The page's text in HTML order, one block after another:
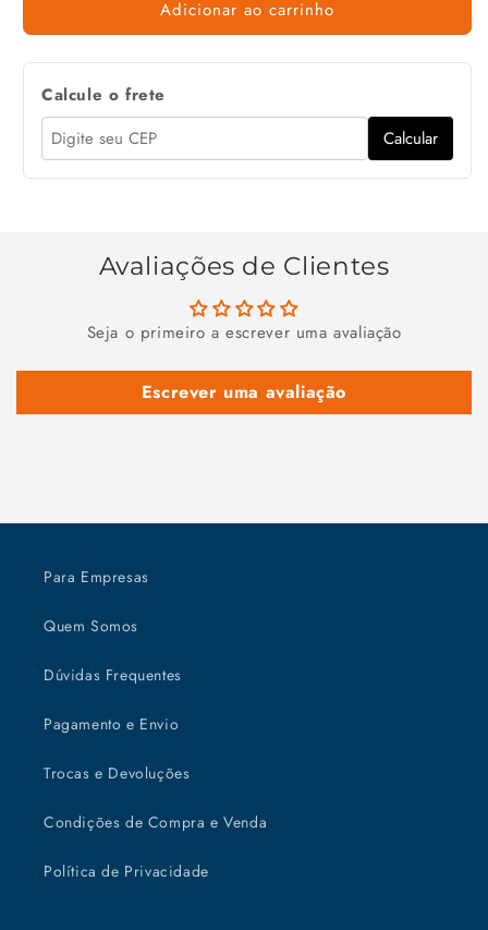
Adicionar ao carrinho
Calcule o frete
Calcular
Avaliações de Clientes
Seja o primeiro a escrever uma avaliação
Escrever uma avaliação
Para Empresas
Quem Somos
Dúvidas Frequentes
Pagamento e Envio
Trocas e Devoluções
Condições de Compra e Venda
Política de Privacidade